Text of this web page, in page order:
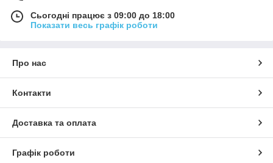
Сьогодні працює з 09:00 до 18:00
Показати весь графік роботи
Про нас
Контакти
Доставка та оплата
Графік роботи